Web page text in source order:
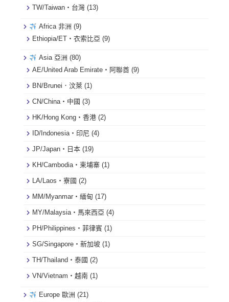
TW/Taiwan・台灣 (13)
Africa 非洲 (9)
Ethiopia/ET・衣索比亞 (9)
Asia 亞洲 (80)
AE/United Arab Emirate・阿聯酋 (9)
BN/Brunei．汶萊 (1)
CN/China・中國 (3)
HK/Hong Kong・香港 (2)
ID/Indonesia・印尼 (4)
JP/Japan・日本 (19)
KH/Cambodia・柬埔寨 (1)
LA/Laos・寮國 (2)
MM/Myanmar・緬甸 (17)
MY/Malaysia・馬來西亞 (4)
PH/Philippines・菲律賓 (1)
SG/Singapore・新加坡 (1)
TH/Thailand・泰國 (2)
VN/Vietnam・越南 (1)
Europe 歐洲 (21)